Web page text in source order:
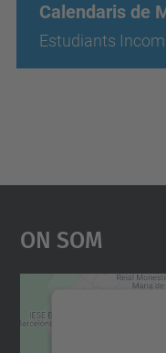
Calendaris de
Estudiants
On Som